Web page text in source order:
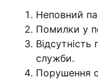
Неповний
Помилки у
служби.
Порушення